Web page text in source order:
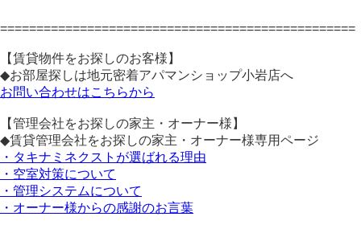
=================================================
【賃貸物件をお探しのお客様】
◆お部屋探しは地元密着アパマンショップ小岩店へ
お問い合わせはこちらから
【管理会社をお探しの家主・オーナー様】
◆賃貸管理会社をお探しの家主・オーナー様専用ページ
・タキナミネクストが選ばれる理由
・空室対策について
・管理システムについて
・オーナー様からの感謝のお言葉